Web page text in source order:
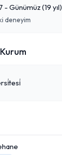
Günümüz (19 yıl)
deneyim